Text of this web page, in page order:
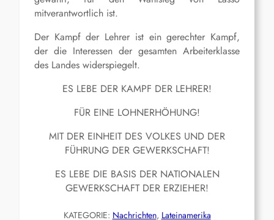
mitverantwortlich ist.
Der Kampf der Lehrer ist ein gerechter Kampf,
der die Interessen der gesamten Arbeiterklasse
des Landes widerspiegelt.
ES LEBE DER KAMPF DER LEHRER!
FÜR EINE LOHNERHÖHUNG!
MIT DER EINHEIT DES VOLKES UND DER
FÜHRUNG DER GEWERKSCHAFT!
ES LEBE DIE BASIS DER NATIONALEN
GEWERKSCHAFT DER ERZIEHER!
KATEGORIE: Nachrichten, Lateinamerika